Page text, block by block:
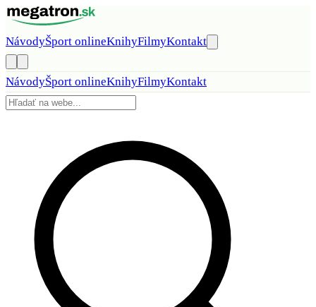
Preskočiť na obsah
NávodyŠport onlineKnihyFilmyKontakt
NávodyŠport onlineKnihyFilmyKontakt